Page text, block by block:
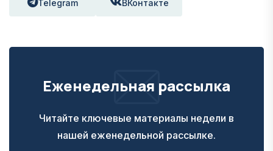
Telegram ВКонтакте
Еженедельная рассылка
Читайте ключевые материалы недели в
нашей еженедельной рассылке.